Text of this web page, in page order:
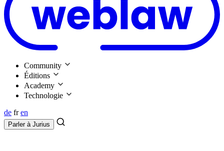
Community
Éditions
Academy
Technologie
de fr en
Parler à Jurius